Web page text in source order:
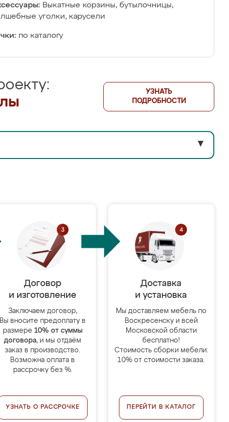
Выкатные корзины, бутылочницы,
уголки, карусели
по каталогу
УЗНАТЬ
ПОДРОБНОСТИ
▼
Договор
и изготовление
Заключаем договор,
Вы вносите предоплату в
размере 10% от суммы
договора, и мы отдаём
заказ в производство.
Возможна оплата в
рассрочку без %.
УЗНАТЬ О РАССРОЧКЕ
Доставка
и установка
Мы доставляем мебель по
Воскресенску и всей
Московской области
бесплатно!
Стоимость сборки мебели:
10% от стоимости заказа.
ПЕРЕЙТИ В КАТАЛОГ